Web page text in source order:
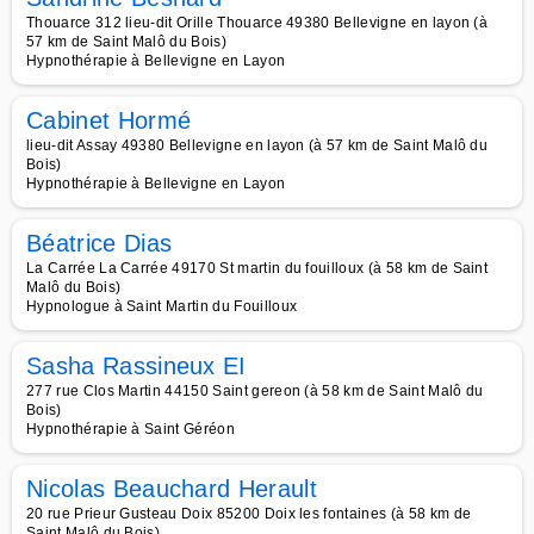
Thouarce 312 lieu-dit Orille Thouarce 49380 Bellevigne en layon (à
57 km de Saint Malô du Bois)
Hypnothérapie à Bellevigne en Layon
Cabinet Hormé
lieu-dit Assay 49380 Bellevigne en layon (à 57 km de Saint Malô du
Bois)
Hypnothérapie à Bellevigne en Layon
Béatrice Dias
La Carrée La Carrée 49170 St martin du fouilloux (à 58 km de Saint
Malô du Bois)
Hypnologue à Saint Martin du Fouilloux
Sasha Rassineux EI
277 rue Clos Martin 44150 Saint gereon (à 58 km de Saint Malô du
Bois)
Hypnothérapie à Saint Géréon
Nicolas Beauchard Herault
20 rue Prieur Gusteau Doix 85200 Doix les fontaines (à 58 km de